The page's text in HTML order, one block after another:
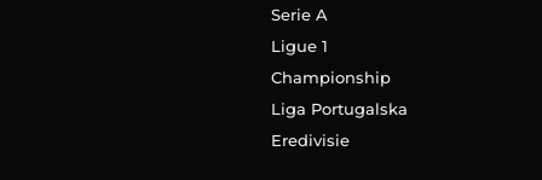
Serie A
Ligue 1
Championship
Liga Portugalska
Eredivisie